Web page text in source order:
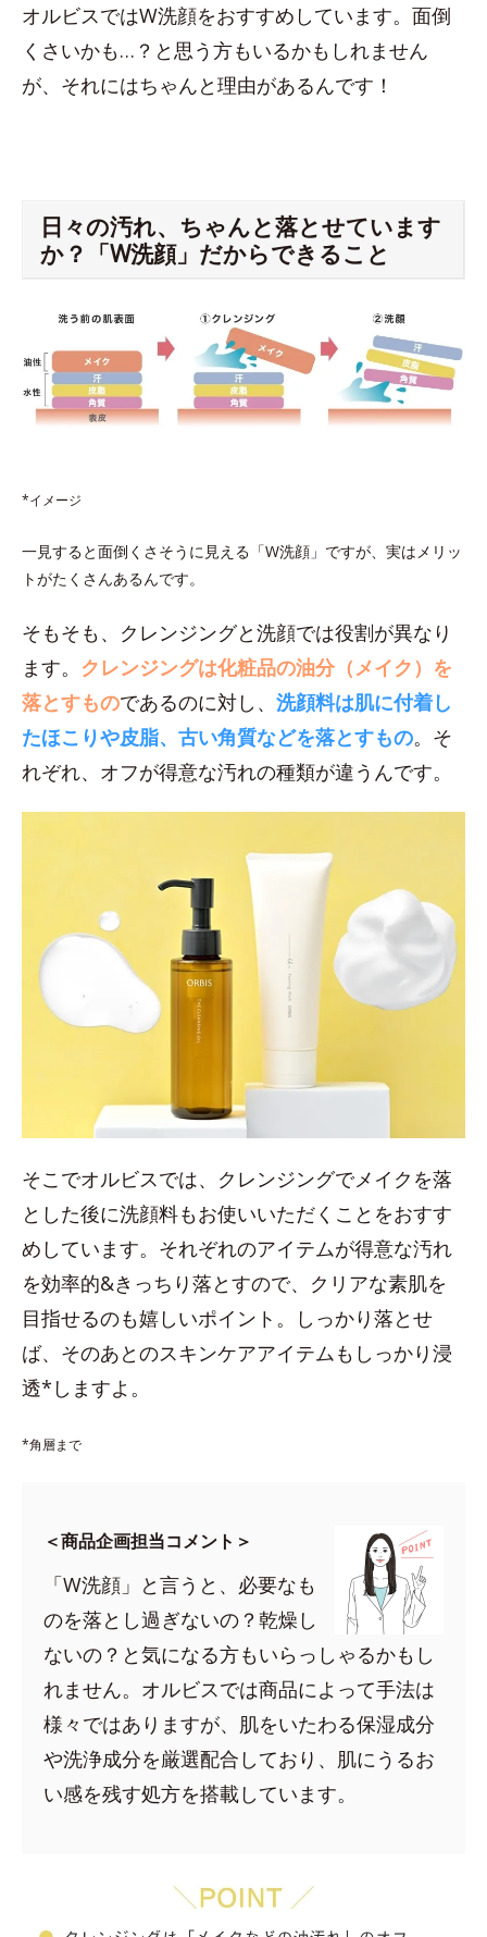
オルビスではW洗顔をおすすめしています。面倒
くさいかも…？と思う方もいるかもしれません
が、それにはちゃんと理由があるんです！
日々の汚れ、ちゃんと落とせています
か？「W洗顔」だからできること
*イメージ
一見すると面倒くさそうに見える「W洗顔」ですが、実はメリッ
トがたくさんあるんです。
そもそも、クレンジングと洗顔では役割が異なり
ます。 クレンジングは化粧品の油分（メイク）を
落とすものであるのに対し、 洗顔料は肌に付着し
たほこりや皮脂、古い角質などを落とすもの。そ
れぞれ、オフが得意な汚れの種類が違うんです。
そこでオルビスでは、クレンジングでメイクを落
とした後に洗顔料もお使いいただくことをおすす
めしています。それぞれのアイテムが得意な汚れ
を効率的&きっちり落とすので、クリアな素肌を
目指せるのも嬉しいポイント。しっかり落とせ
ば、そのあとのスキンケアアイテムもしっかり浸
透*しますよ。
*角層まで
＜商品企画担当コメント＞
「W洗顔」と言うと、必要なも
のを落とし過ぎないの？乾燥し
ないの？と気になる方もいらっしゃるかもし
れません。オルビスでは商品によって手法は
様々ではありますが、肌をいたわる保湿成分
や洗浄成分を厳選配合しており、肌にうるお
い感を残す処方を搭載しています。